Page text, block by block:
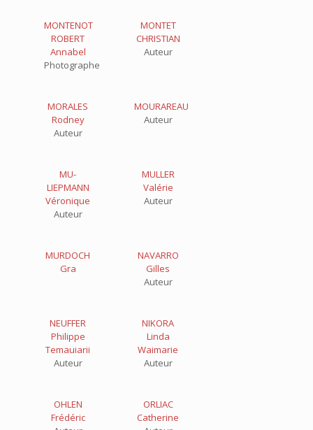
MONTENOT
ROBERT
Annabel
Photographe
MONTET
CHRISTIAN
Auteur
MORALES
Rodney
Auteur
MOURAREAU
Auteur
MU-
LIEPMANN
Véronique
Auteur
MULLER
Valérie
Auteur
MURDOCH
Gra
NAVARRO
Gilles
Auteur
NEUFFER
Philippe
Temauiarii
Auteur
NIKORA
Linda
Waimarie
Auteur
OHLEN
Frédéric
ORLIAC
Catherine